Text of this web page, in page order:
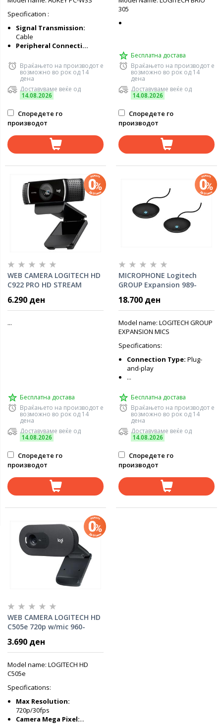
Specification :
Signal Transmission:
Cable
Peripheral Connecti...
Враќањето на производот е
возможно во рок од 14
дена
Доставуваме веќе од
14.08.2026
Споредете го
производот
305
Бесплатна достава
Враќањето на производот е
возможно во рок од 14
дена
Доставуваме веќе од
14.08.2026
Споредете го
производот
WEB CAMERA LOGITECH HD
C922 PRO HD STREAM
960-001088
6.290 ден
...
Бесплатна достава
Враќањето на производот е
возможно во рок од 14
дена
Доставуваме веќе од
14.08.2026
Споредете го
производот
MICROPHONE Logitech
GROUP Expansion 989-
18.700 ден
Model name: LOGITECH GROUP
EXPANSION MICS
Specifications:
Connection Type: Plug-
and-play
...
Бесплатна достава
Враќањето на производот е
возможно во рок од 14
дена
Доставуваме веќе од
14.08.2026
Споредете го
производот
WEB CAMERA LOGITECH HD
C505e 720p w/mic 960-
3.690 ден
Model name: LOGITECH HD
C505e
Specifications:
Max Resolution:
720p/30fps
Camera Mega Pixel:...